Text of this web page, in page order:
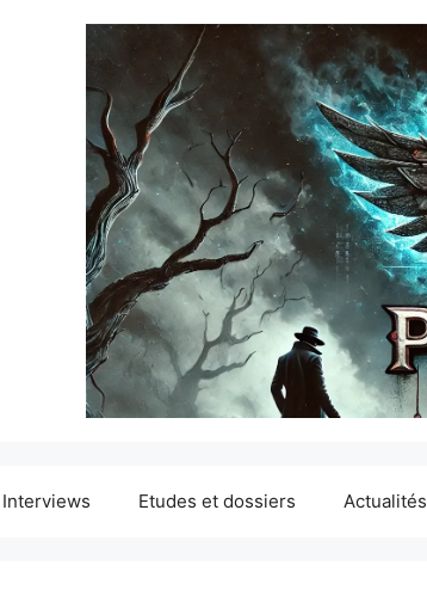
Interviews Etudes et dossiers Actualités